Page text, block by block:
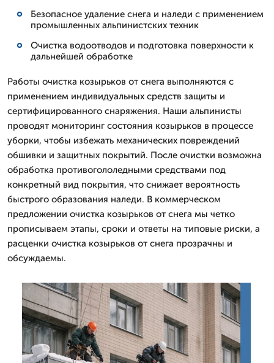
Безопасное удаление снега и наледи с применением
промышленных альпинистских техник
Очистка водоотводов и подготовка поверхности к
дальнейшей обработке
Работы очистка козырьков от снега выполняются с
применением индивидуальных средств защиты и
сертифицированного снаряжения. Наши альпинисты
проводят мониторинг состояния козырьков в процессе
уборки, чтобы избежать механических повреждений
обшивки и защитных покрытий. После очистки возможна
обработка противогололедными средствами под
конкретный вид покрытия, что снижает вероятность
быстрого образования наледи. В коммерческом
предложении очистка козырьков от снега мы четко
прописываем этапы, сроки и ответы на типовые риски, а
расценки очистка козырьков от снега прозрачны и
обсуждаемы.